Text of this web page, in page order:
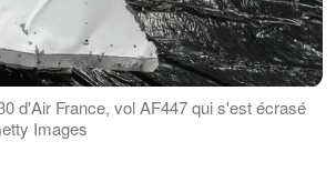
d'Air France, vol AF447 qui s'est écrasé
Images